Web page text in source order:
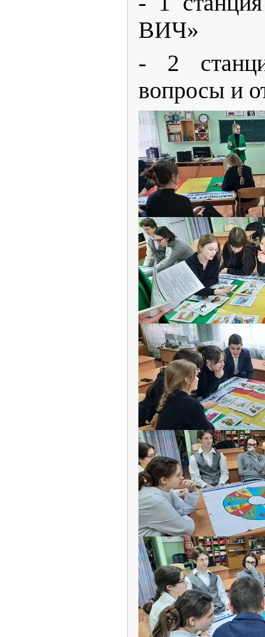
ВИЧ»
- 2
вопросы и